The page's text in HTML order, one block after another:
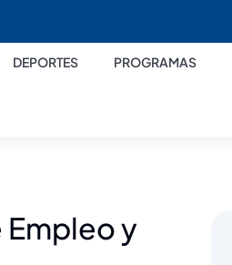
DEPORTES PROGRAMAS
Empleo y